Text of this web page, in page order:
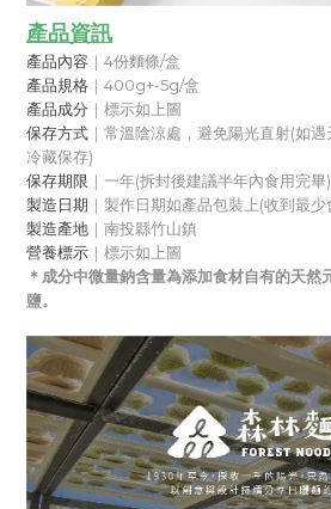
產品資訊
產品內容 ｜4份麵條/盒
產品規格 ｜400g+-5g/盒
產品成分 ｜標示如上圖
保存方式 ｜ 常溫陰涼處 ，避免陽光直射(如
冷藏保存)
保存期限 ｜一年(拆封後建議半年內食用完畢)
製造日期 ｜製作日期如產品包裝上(收到最少
製造產地 ｜南投縣竹山鎮
營養標示 ｜ 標示如上圖
＊成分中微量鈉含量為添加食材自有的天然
鹽。